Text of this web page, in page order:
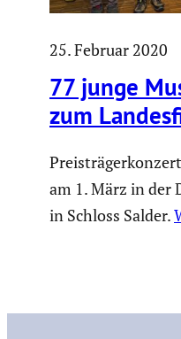
25. Februar 2020
77 junge
zum
am 1. März in der
in Schloss Salder.